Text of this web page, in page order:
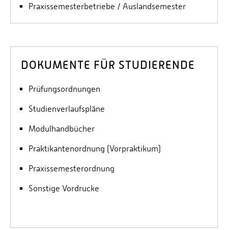
Praxissemesterbetriebe / Auslandsemester
DOKUMENTE FÜR STUDIERENDE
Prüfungsordnungen
Studienverlaufspläne
Modulhandbücher
Praktikantenordnung (Vorpraktikum)
Praxissemesterordnung
Sonstige Vordrucke